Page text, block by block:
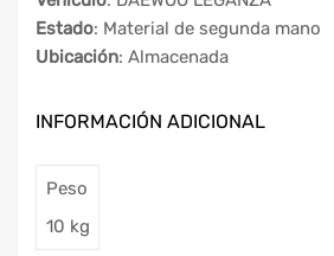
Estado: Material de segunda mano
Ubicación: Almacenada
INFORMACIÓN ADICIONAL
Peso
10 kg